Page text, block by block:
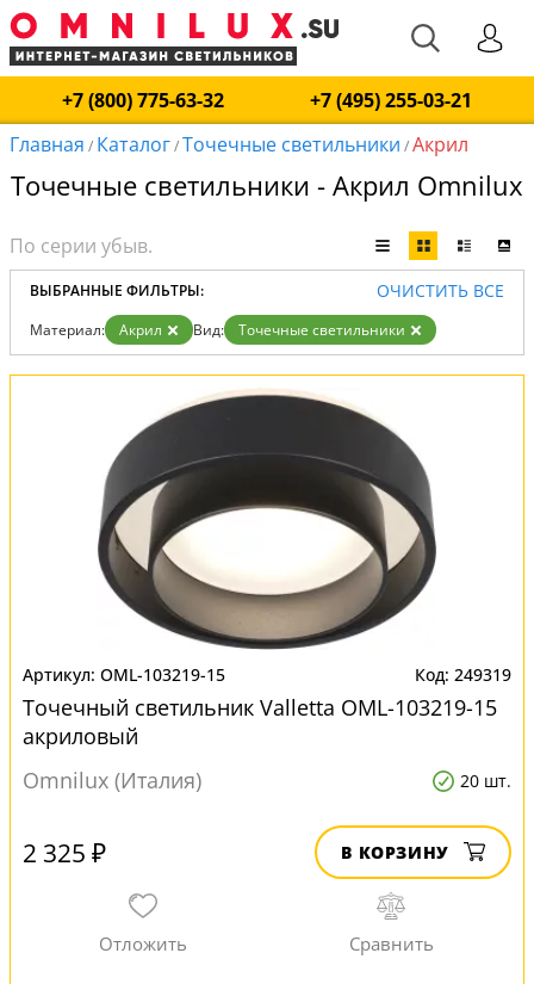
+7 (800) 775-63-32
+7 (495) 255-03-21
Главная / Каталог/Точечные светильники /Акрил
Точечные светильники - Акрил Omnilux
ВЫБРАННЫЕ ФИЛЬТРЫ: ОЧИСТИТЬ ВСЕ
Материал: Акрил Вид: Точечные светильники
OML-103219-15 249319
Точечный светильник Valletta OML-103219-15
акриловый
Omnilux (Италия)
20 шт.
2 325 ₽ В КОРЗИНУ